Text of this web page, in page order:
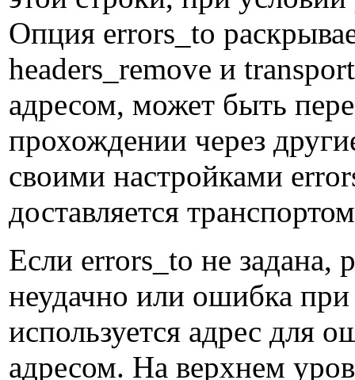
Опция errors_to
headers_remove и
адресом, может быть
прохождении через
своими настройками
доставляется
Если errors_to не задана,
неудачно или ошибка при
используется адрес для
адресом. На верхнем